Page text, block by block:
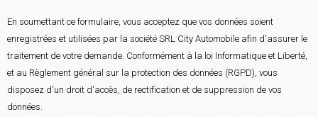
En soumettant ce formulaire, vous acceptez que vos données soient
enregistrées et utilisées par la société SRL City Automobile afin d'assurer le
traitement de votre demande. Conformément à la loi Informatique et Liberté,
et au Règlement général sur la protection des données (RGPD), vous
disposez d'un droit d'accès, de rectification et de suppression de vos
données.